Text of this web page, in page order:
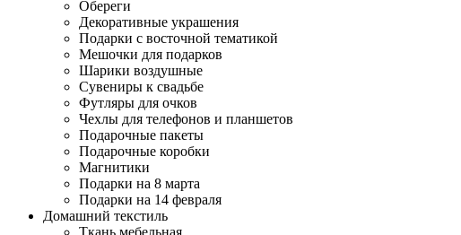
Обереги
Декоративные украшения
Подарки с восточной тематикой
Мешочки для подарков
Шарики воздушные
Сувениры к свадьбе
Футляры для очков
Чехлы для телефонов и планшетов
Подарочные пакеты
Подарочные коробки
Магнитики
Подарки на 8 марта
Подарки на 14 февраля
Домашний текстиль
Ткань мебельная